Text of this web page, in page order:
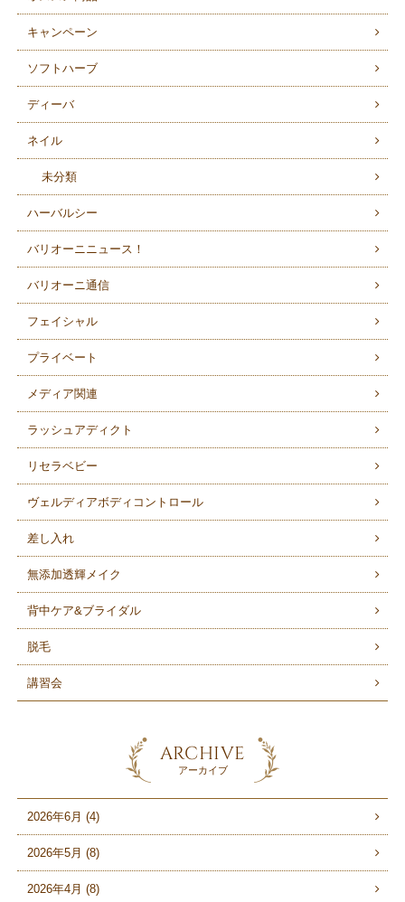
キャンペーン
ソフトハーブ
ディーバ
ネイル
未分類
ハーバルシー
バリオーニニュース！
バリオーニ通信
フェイシャル
プライベート
メディア関連
ラッシュアディクト
リセラベビー
ヴェルディアボディコントロール
差し入れ
無添加透輝メイク
背中ケア&ブライダル
脱毛
講習会
ARCHIVE
アーカイブ
2026年6月 (4)
2026年5月 (8)
2026年4月 (8)